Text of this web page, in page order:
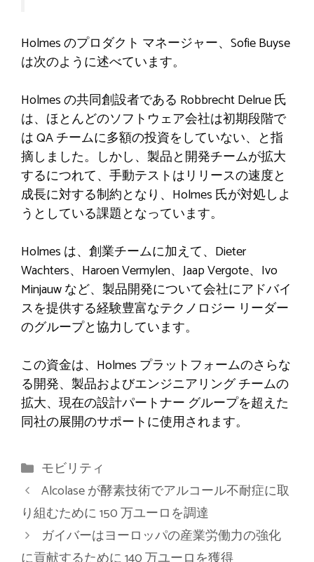
Holmes のプロダクト マネージャー、Sofie Buyse
は次のように述べています。
Holmes の共同創設者である Robbrecht Delrue 氏
は、ほとんどのソフトウェア会社は初期段階で
は QA チームに多額の投資をしていない、と指
摘しました。しかし、製品と開発チームが拡大
するにつれて、手動テストはリリースの速度と
成長に対する制約となり、Holmes 氏が対処しよ
うとしている課題となっています。
Holmes は、創業チームに加えて、Dieter
Wachters、Haroen Vermylen、Jaap Vergote、Ivo
Minjauw など、製品開発について会社にアドバイ
スを提供する経験豊富なテクノロジー リーダー
のグループと協力しています。
この資金は、Holmes プラットフォームのさらな
る開発、製品およびエンジニアリング チームの
拡大、現在の設計パートナー グループを超えた
同社の展開のサポートに使用されます。
カ
テ
ゴ
リ
ー
モビリティ
Alcolase が酵素技術でアルコール不耐症に取
り組むために 150 万ユーロを調達
ガイバーはヨーロッパの産業労働力の強化